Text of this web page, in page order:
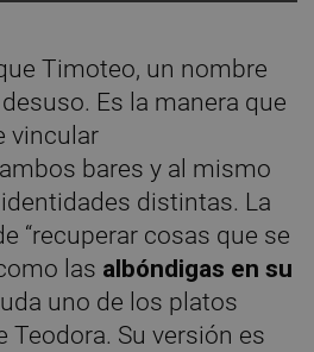
Timoteo, un nombre
Es la manera que
vincular
bares y al mismo
distintas. La
“recuperar cosas que se
las albóndigas en su
uno de los platos
Su versión es